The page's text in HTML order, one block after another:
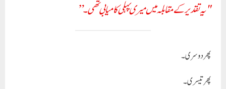
"یہ تقدیر کے مقابلہ میں میری پہلی کامیابی تھی۔”
پھر دوسری۔
پھر تیسری۔